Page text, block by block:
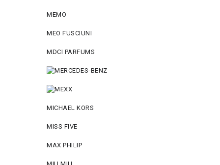
MEMO
MEO FUSCIUNI
MDCI PARFUMS
MICHAEL KORS
MISS FIVE
MAX PHILIP